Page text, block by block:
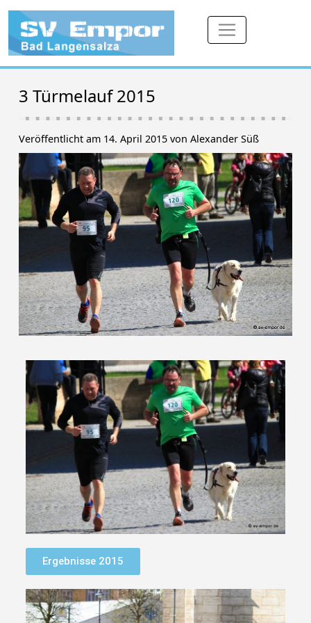
3 Türmelauf 2015
Veröffentlicht am 14. April 2015 von Alexander Süß
Ergebnisse 2015